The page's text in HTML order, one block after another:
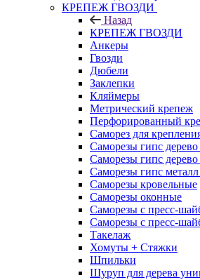
КРЕПЕЖ ГВОЗДИ
Назад
КРЕПЕЖ ГВОЗДИ
Анкеры
Гвозди
Дюбели
Заклепки
Кляймеры
Метрический крепеж
Перфорированный
Саморез для
Саморезы гипс дерево
Саморезы гипс
Саморезы гипс металл
Саморезы кровельные
Саморезы оконные
Саморезы с пресс-
Саморезы с пресс-
Такелаж
Хомуты + Стяжки
Шпильки
Шуруп для дерева